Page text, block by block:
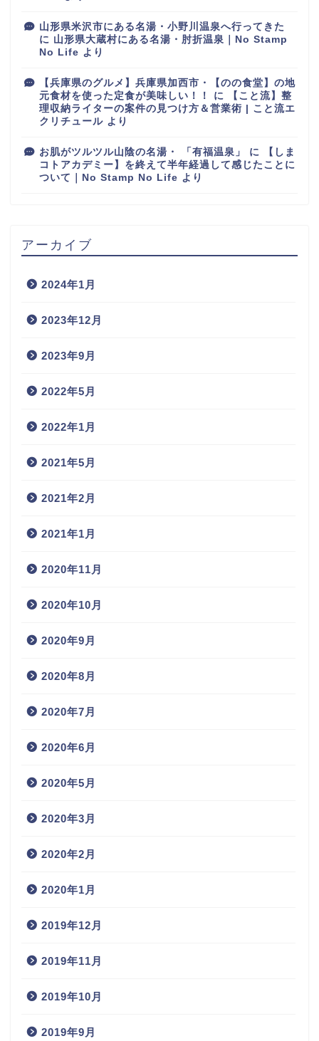
山形県米沢市にある名湯・小野川温泉へ行ってきた
に 山形県大蔵村にある名湯・肘折温泉｜No Stamp
No Life より
【兵庫県のグルメ】兵庫県加西市・【のの食堂】の地
元食材を使った定食が美味しい！！
に
【こと流】整
理収納ライターの案件の見つけ方＆営業術 | こと流エ
クリチュール より
お肌がツルツル山陰の名湯・ 「有福温泉」 に
【しま
コトアカデミー】を終えて半年経過して感じたことに
ついて｜No Stamp No Life より
アーカイブ
2024年1月
2023年12月
2023年9月
2022年5月
2022年1月
2021年5月
2021年2月
2021年1月
2020年11月
2020年10月
2020年9月
2020年8月
2020年7月
2020年6月
2020年5月
2020年3月
2020年2月
2020年1月
2019年12月
2019年11月
2019年10月
2019年9月